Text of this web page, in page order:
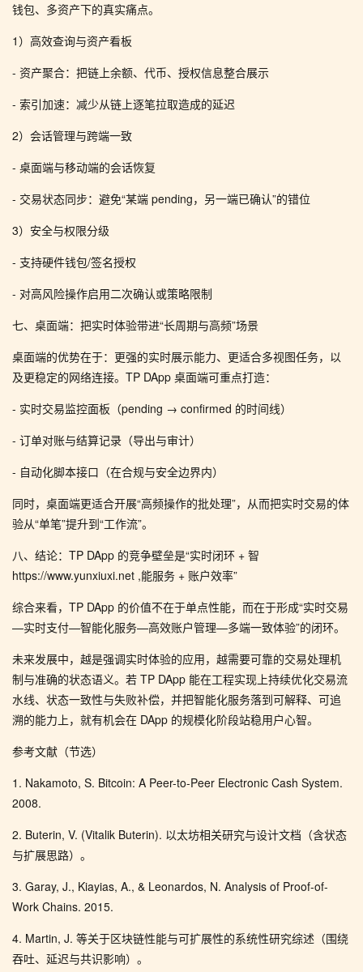
钱包、多资产下的真实痛点。
1）高效查询与资产看板
- 资产聚合：把链上余额、代币、授权信息整合展示
- 索引加速：减少从链上逐笔拉取造成的延迟
2）会话管理与跨端一致
- 桌面端与移动端的会话恢复
- 交易状态同步：避免“某端 pending，另一端已确认”的错位
3）安全与权限分级
- 支持硬件钱包/签名授权
- 对高风险操作启用二次确认或策略限制
七、桌面端：把实时体验带进“长周期与高频”场景
桌面端的优势在于：更强的实时展示能力、更适合多视图任务，以
及更稳定的网络连接。TP DApp 桌面端可重点打造：
- 实时交易监控面板（pending → confirmed 的时间线）
- 订单对账与结算记录（导出与审计）
- 自动化脚本接口（在合规与安全边界内）
同时，桌面端更适合开展“高频操作的批处理”，从而把实时交易的体
验从“单笔”提升到“工作流”。
八、结论：TP DApp 的竞争壁垒是“实时闭环 + 智
https://www.yunxiuxi.net ,能服务 + 账户效率”
综合来看，TP DApp 的价值不在于单点性能，而在于形成“实时交易
—实时支付—智能化服务—高效账户管理—多端一致体验”的闭环。
未来发展中，越是强调实时体验的应用，越需要可靠的交易处理机
制与准确的状态语义。若 TP DApp 能在工程实现上持续优化交易流
水线、状态一致性与失败补偿，并把智能化服务落到可解释、可追
溯的能力上，就有机会在 DApp 的规模化阶段站稳用户心智。
参考文献（节选）
1. Nakamoto, S. Bitcoin: A Peer-to-Peer Electronic Cash System.
2008.
2. Buterin, V. (Vitalik Buterin). 以太坊相关研究与设计文档（含状态
与扩展思路）。
3. Garay, J., Kiayias, A., & Leonardos, N. Analysis of Proof-of-
Work Chains. 2015.
4. Martin, J. 等关于区块链性能与可扩展性的系统性研究综述（围绕
吞吐、延迟与共识影响）。